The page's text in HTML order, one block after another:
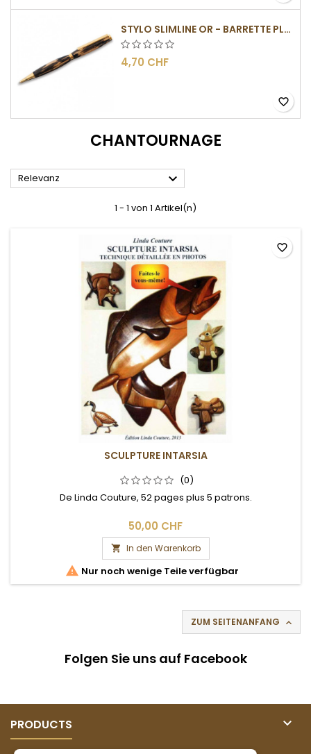
STYLO SLIMLINE OR - BARRETTE PLATE
4,70 CHF
favorite_border
CHANTOURNAGE
Relevanz 
1 - 1 von 1 Artikel(n)
SCULPTURE INTARSIA
(0)
De Linda Couture, 52 pages plus 5 patrons.
50,00 CHF
 In den Warenkorb
 Nur noch wenige Teile verfügbar
favorite_border
ZUM SEITENANFANG 
Folgen Sie uns auf Facebook
PRODUCTS 